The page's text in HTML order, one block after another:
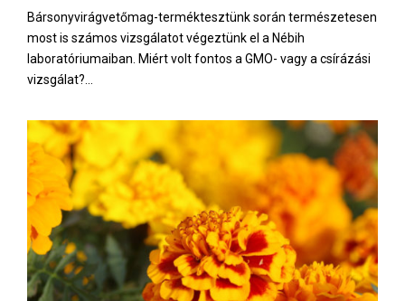
Bársonyvirágvetőmag-terméktesztünk során természetesen
most is számos vizsgálatot végeztünk el a Nébih
laboratóriumaiban. Miért volt fontos a GMO- vagy a csírázási
vizsgálat?...